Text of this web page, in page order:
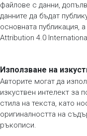
файлове с данни,
данните да бъдат
основната публикация,
Attribution 4.0
Използване на
Авторите могат да
изкуствен интелект за
стила на текста, като
оригиналността на
ръкописи.